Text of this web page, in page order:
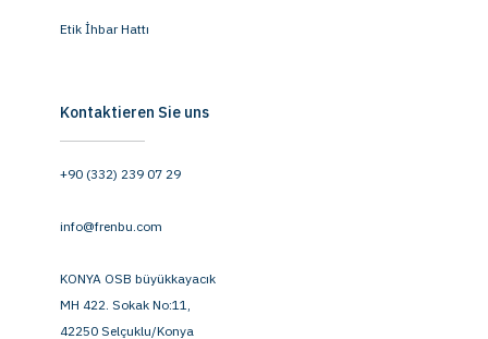
Etik İhbar Hattı
Kontaktieren Sie uns
+90 (332) 239 07 29
info@frenbu.com
KONYA OSB büyükkayacık
MH 422. Sokak No:11,
42250 Selçuklu/Konya